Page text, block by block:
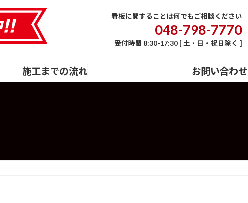
看板に関することは何でもご相談ください
048-798-7770
受付時間 8:30-17:30 [ 土・日・祝日除く ]
施工までの流れ お問い合わせ
HOME会社概要 施工までの流れ お問い合わせ